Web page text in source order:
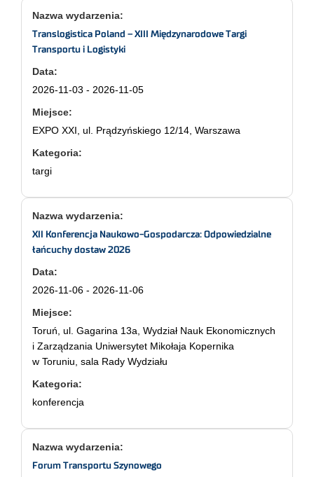
Translogistica Poland – XIII Międzynarodowe Targi
Transportu i Logistyki
2026-11-03 - 2026-11-05
EXPO XXI, ul. Prądzyńskiego 12/14, Warszawa
targi
XII Konferencja Naukowo-Gospodarcza: Odpowiedzialne
łańcuchy dostaw 2026
2026-11-06 - 2026-11-06
Toruń, ul. Gagarina 13a, Wydział Nauk Ekonomicznych
i Zarządzania Uniwersytet Mikołaja Kopernika
w Toruniu, sala Rady Wydziału
konferencja
Forum Transportu Szynowego